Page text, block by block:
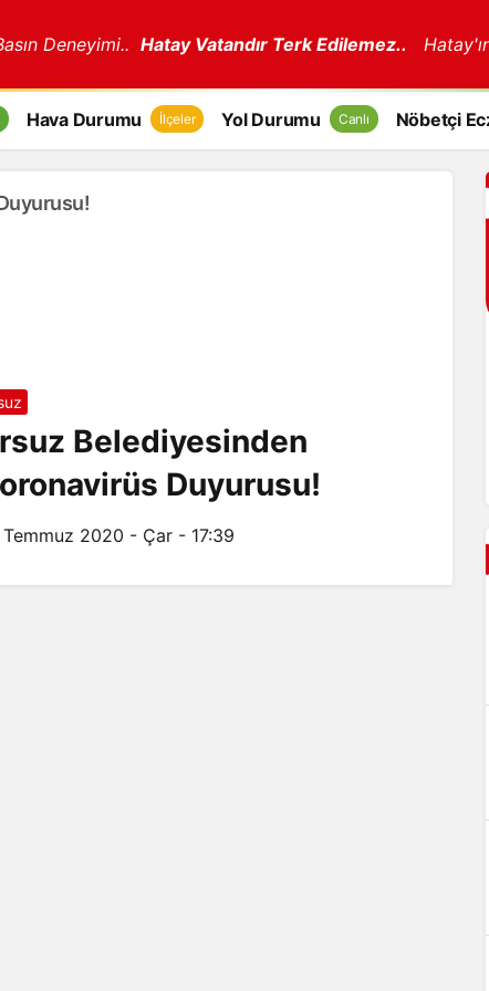
Deneyimi.. Hatay Vatandır Terk Edilemez..
Hava Durumu İlçeler Yol Durumu Canlı Nöbetçi
Belediyesinden
Duyurusu!
2020 - Çar - 17:39